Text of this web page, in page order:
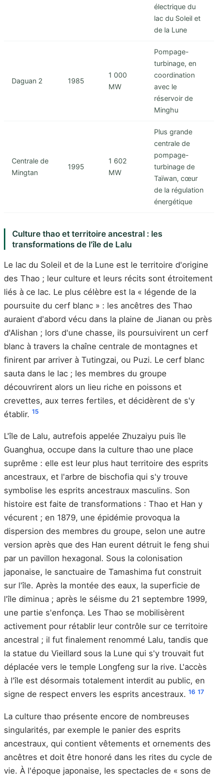
électrique du
lac du Soleil et
de la Lune
Daguan 2 1985
1 000
MW
Pompage-
turbinage, en
coordination
avec le
réservoir de
Minghu
Centrale de
Mingtan
1995
1 602
MW
Plus grande
centrale de
pompage-
turbinage de
Taïwan, cœur
de la régulation
énergétique
Culture thao et territoire ancestral : les
transformations de l'île de Lalu
Le lac du Soleil et de la Lune est le territoire d'origine
des Thao ; leur culture et leurs récits sont étroitement
liés à ce lac. Le plus célèbre est la « légende de la
poursuite du cerf blanc » : les ancêtres des Thao
auraient d'abord vécu dans la plaine de Jianan ou près
d'Alishan ; lors d'une chasse, ils poursuivirent un cerf
blanc à travers la chaîne centrale de montagnes et
finirent par arriver à Tutingzai, ou Puzi. Le cerf blanc
sauta dans le lac ; les membres du groupe
découvrirent alors un lieu riche en poissons et
crevettes, aux terres fertiles, et décidèrent de s'y
établir. 15
L'île de Lalu, autrefois appelée Zhuzaiyu puis île
Guanghua, occupe dans la culture thao une place
suprême : elle est leur plus haut territoire des esprits
ancestraux, et l'arbre de bischofia qui s'y trouve
symbolise les esprits ancestraux masculins. Son
histoire est faite de transformations : Thao et Han y
vécurent ; en 1879, une épidémie provoqua la
dispersion des membres du groupe, selon une autre
version après que des Han eurent détruit le feng shui
par un pavillon hexagonal. Sous la colonisation
japonaise, le sanctuaire de Tamashima fut construit
sur l'île. Après la montée des eaux, la superficie de
l'île diminua ; après le séisme du 21 septembre 1999,
une partie s'enfonça. Les Thao se mobilisèrent
activement pour rétablir leur contrôle sur ce territoire
ancestral ; il fut finalement renommé Lalu, tandis que
la statue du Vieillard sous la Lune qui s'y trouvait fut
déplacée vers le temple Longfeng sur la rive. L'accès
à l'île est désormais totalement interdit au public, en
signe de respect envers les esprits ancestraux. 16 17
La culture thao présente encore de nombreuses
singularités, par exemple le panier des esprits
ancestraux, qui contient vêtements et ornements des
ancêtres et doit être honoré dans les rites du cycle de
vie. À l'époque japonaise, les spectacles de « sons de